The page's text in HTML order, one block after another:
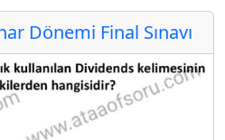
Dönemi Final Sınavı